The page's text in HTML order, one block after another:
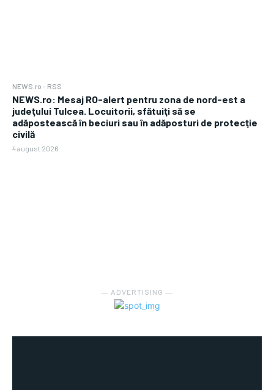
NEWS.ro - RSS
NEWS.ro: Mesaj RO-alert pentru zona de nord-est a
judeţului Tulcea. Locuitorii, sfătuiţi să se
adăpostească în beciuri sau în adăposturi de protecţie
civilă
4 august 2026
― ADVERTISING ―